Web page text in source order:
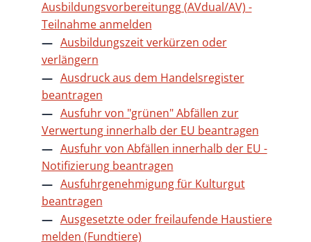
Ausbildungsvorbereitungg (AVdual/AV) -
Teilnahme anmelden
Ausbildungszeit verkürzen oder
verlängern
Ausdruck aus dem Handelsregister
beantragen
Ausfuhr von "grünen" Abfällen zur
Verwertung innerhalb der EU beantragen
Ausfuhr von Abfällen innerhalb der EU -
Notifizierung beantragen
Ausfuhrgenehmigung für Kulturgut
beantragen
Ausgesetzte oder freilaufende Haustiere
melden (Fundtiere)